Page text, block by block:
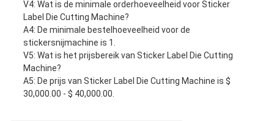
V4: Wat is de minimale orderhoeveelheid voor Sticker
Label Die Cutting Machine?
A4: De minimale bestelhoeveelheid voor de
stickersnijmachine is 1.
V5: Wat is het prijsbereik van Sticker Label Die Cutting
Machine?
A5: De prijs van Sticker Label Die Cutting Machine is $
30,000.00 - $ 40,000.00.